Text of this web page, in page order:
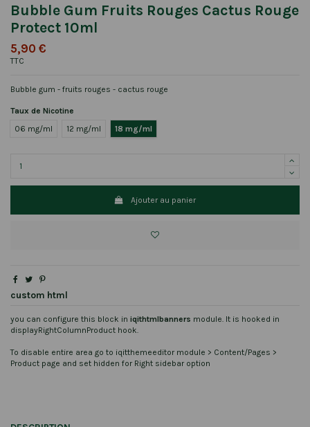
Bubble Gum Fruits Rouges Cactus Rouge
Protect 10ml
5,90 €
TTC
Bubble gum - fruits rouges - cactus rouge
Taux de Nicotine
06 mg/ml
12 mg/ml 18 mg/ml
Ajouter au panier
custom html
you can configure this block in iqithtmlbanners module. It is hooked in
displayRightColumnProduct hook.
To disable entire area go to iqitthemeeditor module > Content/Pages >
Product page and set hidden for Right sidebar option